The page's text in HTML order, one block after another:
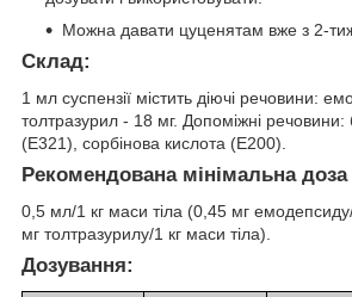
Можна давати цуценятам вже з 2-
Склад:
1 мл суспензії містить діючі речовини:
толтразурил - 18 мг. Допоміжні речовини:
(Е321), сорбінова кислота (Е200).
Рекомендована мінімальна доза
0,5 мл/1 кг маси тіла (0,45 мг
мг толтразурилу/1 кг маси тіла).
Дозування: